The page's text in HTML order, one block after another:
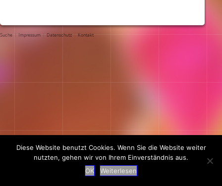
Suche | Impressum | Datenschutz | Kontakt
Diese Website benutzt Cookies. Wenn Sie die Website weiter
nutzten, gehen wir von Ihrem Einverständnis aus.
OK
Weiterlesen